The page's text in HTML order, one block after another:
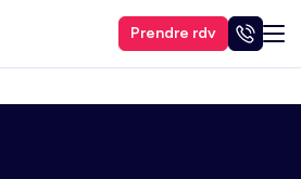
Prendre rdv